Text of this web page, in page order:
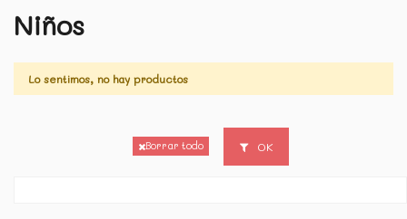
Niños
Lo sentimos, no hay productos
Borrar todo OK